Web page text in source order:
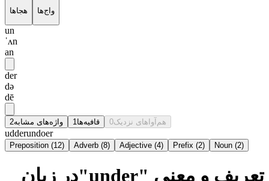
هجاها واج‌ها
un
ˈʌn
an
der
də
dē
واژه‌های مشابه2 قافیه‌ها 1 هم‌آواهای نزدیک0
udderundoer
Preposition (12) Adverb (8) Adjective (4) Prefix (2) Noun (2)
تعریف و معنی "under"در زبان